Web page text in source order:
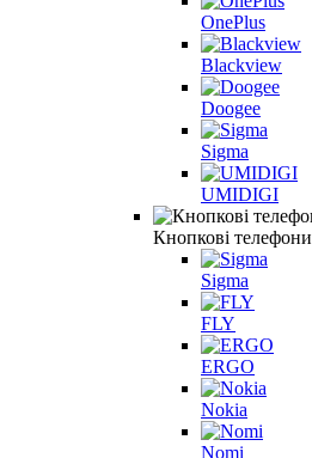
OnePlus
Blackview
Doogee
Sigma
UMIDIGI
Кнопкові телефони
Sigma
FLY
ERGO
Nokia
Nomi